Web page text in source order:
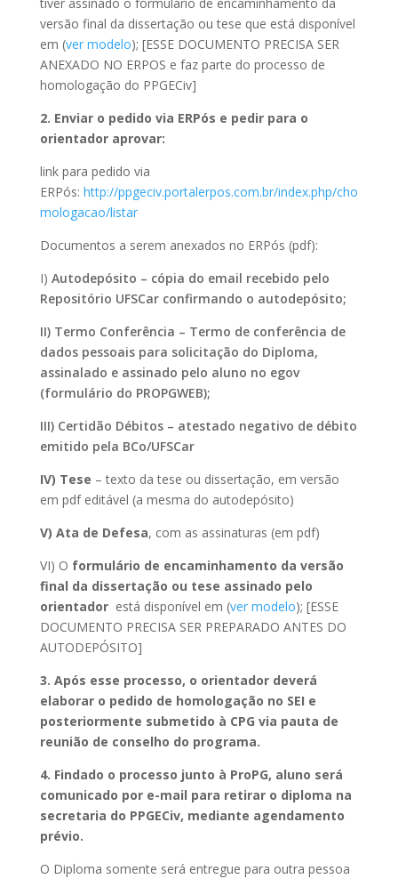
versão final da dissertação ou tese que está disponível
em (ver modelo); [ESSE DOCUMENTO PRECISA SER
ANEXADO NO ERPOS e faz parte do processo de
homologação do PPGECiv]
2. Enviar o pedido via ERPós e pedir para o
orientador aprovar:
link para pedido via
ERPós: http://ppgeciv.portalerpos.com.br/index.php/cho
mologacao/listar
Documentos a serem anexados no ERPós (pdf):
I) Autodepósito – cópia do email recebido pelo
Repositório UFSCar confirmando o autodepósito;
II) Termo Conferência – Termo de conferência de
dados pessoais para solicitação do Diploma,
assinalado e assinado pelo aluno no egov
(formulário do PROPGWEB);
III) Certidão Débitos – atestado negativo de débito
emitido pela BCo/UFSCar
IV) Tese – texto da tese ou dissertação, em versão
em pdf editável (a mesma do autodepósito)
V) Ata de Defesa, com as assinaturas (em pdf)
VI) O formulário de encaminhamento da versão
final da dissertação ou tese assinado pelo
orientadorestá disponível em (ver modelo); [ESSE
DOCUMENTO PRECISA SER PREPARADO ANTES DO
AUTODEPÓSITO]
3. Após esse processo, o orientador deverá
elaborar o pedido de homologação no SEI e
posteriormente submetido à CPG via pauta de
reunião de conselho do programa.
4. Findado o processo junto à ProPG, aluno será
comunicado por e-mail para retirar o diploma na
secretaria do PPGECiv, mediante agendamento
prévio.
O Diploma somente será entregue para outra pessoa